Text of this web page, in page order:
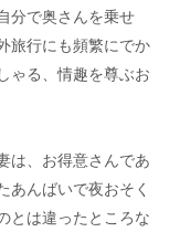
分で奥さんを乗せ
旅行にも頻繁にでか
ゃる、情趣を尊ぶお
は、お得意さんであ
あんばいで夜おそく
とは違ったところな